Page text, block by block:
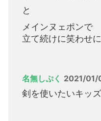
と
メインヌェポンで
立て続けに笑わせ
名無しぷく 2021/01/
剣を使いたいキッ